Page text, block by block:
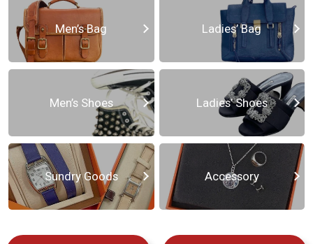
Men’s Bag Ladies’ Bag
Men’s Shoes Ladies’ Shoes
Sundry Goods Accessory